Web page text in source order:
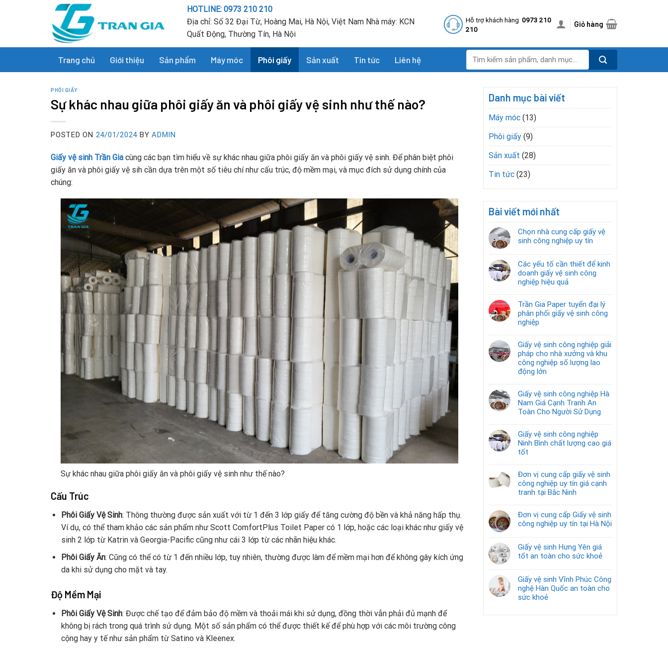
HOTLINE: 0973 210 210
Địa chỉ: Số 32 Đại Từ, Hoàng Mai, Hà Nội, Việt Nam Nhà máy: KCN
Quất Động, Thường Tín, Hà Nội
Hỗ trợ khách hàng 0973 210
210
Giỏ hàng
Trang chủ Giới thiệu Sản phẩm Máy móc Phôi giấy Sản xuất Tin tức Liên hệ
kiếm:
PHÔI GIẤY
Sự khác nhau giữa phôi giấy ăn và phôi giấy vệ sinh như thế nào?
POSTED ON 24/01/2024 BY ADMIN
Giấy vệ sinh Trần Gia cùng các bạn tìm hiểu về sự khác nhau giữa phôi giấy ăn và phôi giấy vệ sinh. Để phân biệt phôi
giấy ăn và phôi giấy vệ sih cần dựa trên một số tiêu chí như cấu trúc, độ mềm mại, và mục đích sử dụng chính của
chúng:
Sự khác nhau giữa phôi giấy ăn và phôi giấy vệ sinh như thế nào?
Cấu Trúc
Phôi Giấy Vệ Sinh: Thông thường được sản xuất với từ 1 đến 3 lớp giấy để tăng cường độ bền và khả năng hấp thụ.
Ví dụ, có thể tham khảo các sản phẩm như Scott ComfortPlus Toilet Paper có 1 lớp, hoặc các loại khác như giấy vệ
sinh 2 lớp từ Katrin và Georgia-Pacific cũng như cái 3 lớp từ các nhãn hiệu khác.
Phôi Giấy Ăn: Cũng có thể có từ 1 đến nhiều lớp, tuy nhiên, thường được làm để mềm mại hơn để không gây kích ứng
da khi sử dụng cho mặt và tay.
Độ Mềm Mại
Phôi Giấy Vệ Sinh: Được chế tạo để đảm bảo độ mềm và thoải mái khi sử dụng, đồng thời vẫn phải đủ mạnh để
không bị rách trong quá trình sử dụng. Một số sản phẩm có thể được thiết kế để phù hợp với các môi trường công
cộng hay y tế như sản phẩm từ Satino và Kleenex.
Danh mục bài viết
Máy móc (13)
Phôi giấy (9)
Sản xuất (28)
Tin tức (23)
Bài viết mới nhất
Chọn nhà cung cấp giấy vệ
sinh công nghiệp uy tín
Các yếu tố cần thiết để kinh
doanh giấy vệ sinh công
nghiệp hiệu quả
Trần Gia Paper tuyển đại lý
phân phối giấy vệ sinh công
nghiệp
Giấy vệ sinh công nghiệp giải
pháp cho nhà xưởng và khu
công nghiệp số lượng lao
động lớn
Giấy vệ sinh công nghiệp Hà
Nam Giá Cạnh Tranh An
Toàn Cho Người Sử Dụng
Giấy vệ sinh công nghiệp
Ninh Bình chất lượng cao giá
tốt
Đơn vị cung cấp giấy vệ sinh
công nghiệp uy tín giá cạnh
tranh tại Bắc Ninh
Đơn vị cung cấp Giấy vệ sinh
công nghiệp uy tín tại Hà Nội
Giấy vệ sinh Hưng Yên giá
tốt an toàn cho sức khoẻ
Giấy vệ sinh Vĩnh Phúc Công
nghệ Hàn Quốc an toàn cho
sức khoẻ